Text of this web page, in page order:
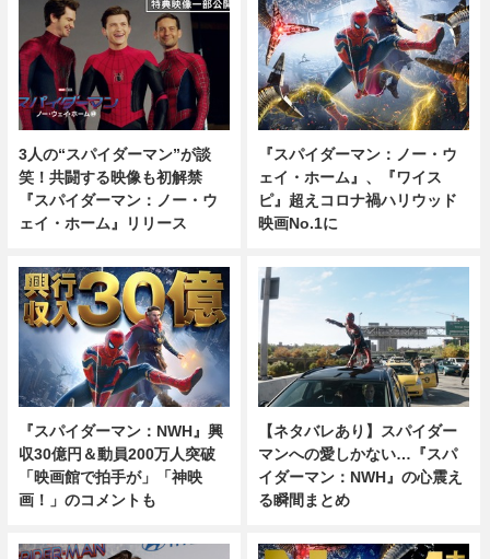
3人の“スパイダーマン”が談
笑！共闘する映像も初解禁
『スパイダーマン：ノー・ウ
ェイ・ホーム』リリース
『スパイダーマン：ノー・ウ
ェイ・ホーム』、『ワイス
ピ』超えコロナ禍ハリウッド
映画No.1に
『スパイダーマン：NWH』興
収30億円＆動員200万人突破
「映画館で拍手が」「神映
画！」のコメントも
【ネタバレあり】スパイダー
マンへの愛しかない…『スパ
イダーマン：NWH』の心震え
る瞬間まとめ